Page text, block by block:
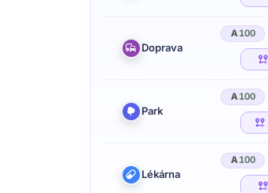
Doprava
A100
Park
A100
Lékárna
A100